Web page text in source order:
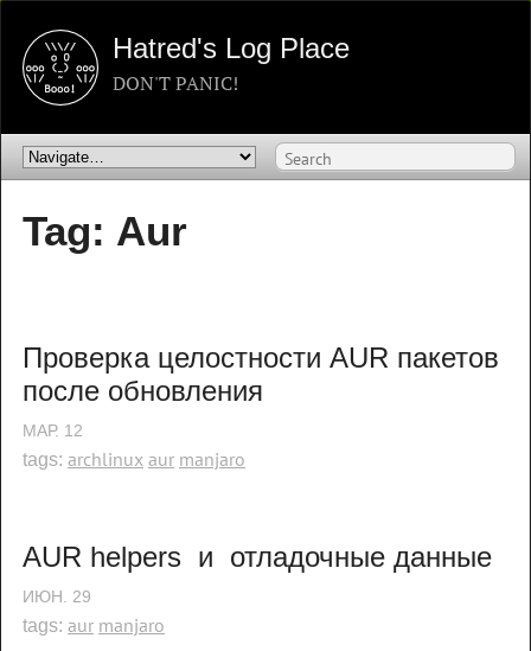
Hatred's Log Place
DON'T PANIC!
Tag: Aur
Проверка целостности AUR пакетов
после обновления
МАР. 12
tags: archlinux aur manjaro
AUR helpers  и  отладочные данные
ИЮН. 29
tags: aur manjaro